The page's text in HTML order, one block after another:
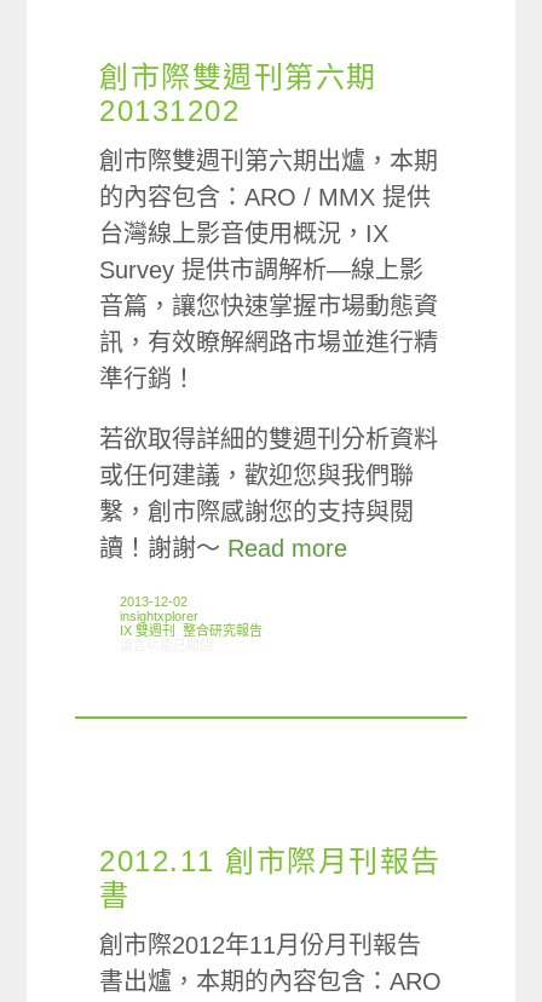
創市際雙週刊第六期
20131202
創市際雙週刊第六期出爐，本期
的內容包含：ARO / MMX 提供
台灣線上影音使用概況，IX
Survey 提供市調解析—線上影
音篇，讓您快速掌握市場動態資
訊，有效瞭解網路市場並進行精
準行銷！
若欲取得詳細的雙週刊分析資料
或任何建議，歡迎您與我們聯
繫，創市際感謝您的支持與閱
讀！謝謝～ Read more
2013-12-02
insightxplorer
IX 雙週刊
,整合研究報告
2012.11 創市際月刊報告
書
創市際2012年11月份月刊報告
書出爐，本期的內容包含：ARO